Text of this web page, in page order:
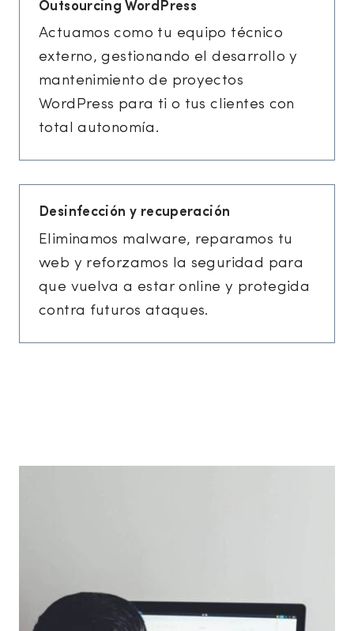
Outsourcing WordPress
Actuamos como tu equipo técnico
externo, gestionando el desarrollo y
mantenimiento de proyectos
WordPress para ti o tus clientes con
total autonomía.
Desinfección y recuperación
Eliminamos malware, reparamos tu
web y reforzamos la seguridad para
que vuelva a estar online y protegida
contra futuros ataques.